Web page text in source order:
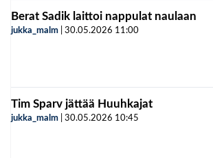
Berat Sadik laittoi nappulat naulaan
jukka_malm 30.05.2026 11:00
Tim Sparv jättää Huuhkajat
jukka_malm 30.05.2026 10:45